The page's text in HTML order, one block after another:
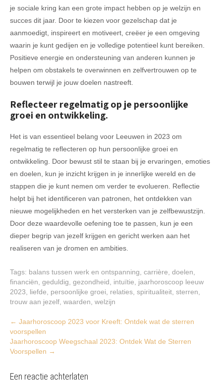
je sociale kring kan een grote impact hebben op je welzijn en
succes dit jaar. Door te kiezen voor gezelschap dat je
aanmoedigt, inspireert en motiveert, creëer je een omgeving
waarin je kunt gedijen en je volledige potentieel kunt bereiken.
Positieve energie en ondersteuning van anderen kunnen je
helpen om obstakels te overwinnen en zelfvertrouwen op te
bouwen terwijl je jouw doelen nastreeft.
Reflecteer regelmatig op je persoonlijke
groei en ontwikkeling.
Het is van essentieel belang voor Leeuwen in 2023 om
regelmatig te reflecteren op hun persoonlijke groei en
ontwikkeling. Door bewust stil te staan bij je ervaringen, emoties
en doelen, kun je inzicht krijgen in je innerlijke wereld en de
stappen die je kunt nemen om verder te evolueren. Reflectie
helpt bij het identificeren van patronen, het ontdekken van
nieuwe mogelijkheden en het versterken van je zelfbewustzijn.
Door deze waardevolle oefening toe te passen, kun je een
dieper begrip van jezelf krijgen en gericht werken aan het
realiseren van je dromen en ambities.
Tags: balans tussen werk en ontspanning carrière doelen
financiën geduldig gezondheid intuïtie
jaarhoroscoop leeuw
2023
liefde persoonlijke groei relaties spiritualiteit sterren
trouw aan jezelf waarden welzijn
Post
navigation
← Jaarhoroscoop 2023 voor Kreeft: Ontdek wat de sterren
voorspellen
Jaarhoroscoop Weegschaal 2023: Ontdek Wat de Sterren
Voorspellen →
Een reactie achterlaten